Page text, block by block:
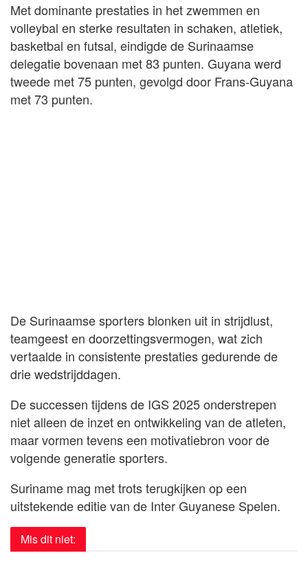
Met dominante prestaties in het zwemmen en
volleybal en sterke resultaten in schaken, atletiek,
basketbal en futsal, eindigde de Surinaamse
delegatie bovenaan met 83 punten. Guyana werd
tweede met 75 punten, gevolgd door Frans-Guyana
met 73 punten.
De Surinaamse sporters blonken uit in strijdlust,
teamgeest en doorzettingsvermogen, wat zich
vertaalde in consistente prestaties gedurende de
drie wedstrijddagen.
De successen tijdens de IGS 2025 onderstrepen
niet alleen de inzet en ontwikkeling van de atleten,
maar vormen tevens een motivatiebron voor de
volgende generatie sporters.
Suriname mag met trots terugkijken op een
uitstekende editie van de Inter Guyanese Spelen.
Mis dit niet: